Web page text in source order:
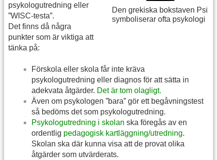
Den grekiska bokstaven Psi
symboliserar ofta psykologi
psykologutredning eller
”WISC-testa”.
Det finns då några
punkter som är viktiga att
tänka på:
Förskola eller skola får inte kräva
psykologutredning eller diagnos för att sätta in
adekvata åtgärder. Det är tom olagligt.
Även om psykologen ”bara” gör ett begåvningstest
så bedöms det som psykologutredning.
Psykologutredning i skolan ska föregås av en
ordentlig pedagogisk kartläggning/utredning.
Skolan ska där kunna visa att de provat olika
åtgärder som utvärderats.